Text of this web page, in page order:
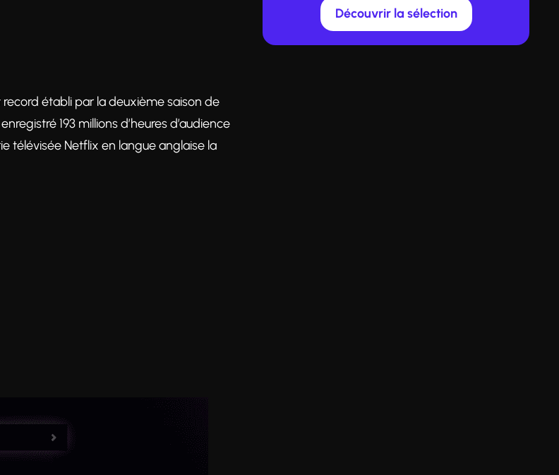
établi par la deuxième saison de
193 millions d’heures d’audience
télévisée Netflix en langue anglaise la
Découvrir la sélection